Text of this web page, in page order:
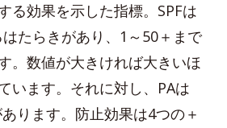
る効果を示した指標。SPFは
たらきがあり、1～50＋まで
。数値が大きければ大きいほ
います。それに対し、PAは
ります。防止効果は4つの＋